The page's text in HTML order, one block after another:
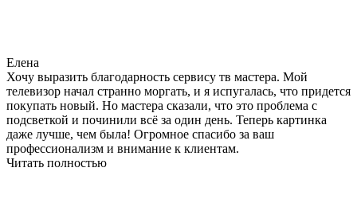
Елена
Хочу выразить благодарность сервису тв мастера. Мой
телевизор начал странно моргать, и я испугалась, что придется
покупать новый. Но мастера сказали, что это проблема с
подсветкой и починили всё за один день. Теперь картинка
даже лучше, чем была! Огромное спасибо за ваш
профессионализм и внимание к клиентам.
Читать полностью